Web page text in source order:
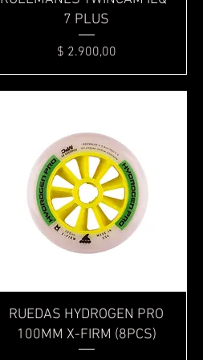
7 PLUS
Precio
$ 2.900,00
Vista rápida
RUEDAS HYDROGEN PRO
100MM X-FIRM (8PCS)